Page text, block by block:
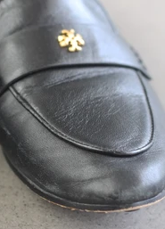
クリーニング•撥水コーテ
george cox hermes